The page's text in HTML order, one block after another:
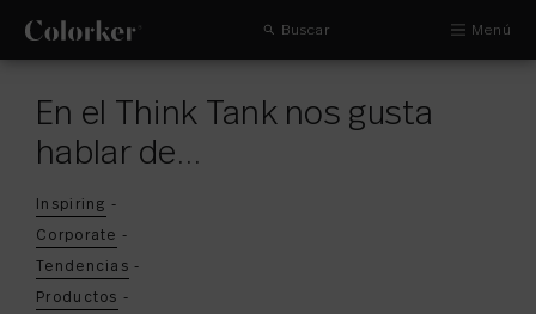
Buscar Menú
En el Think Tank nos gusta
hablar de…
Inspiring -
Corporate -
Tendencias -
Productos -